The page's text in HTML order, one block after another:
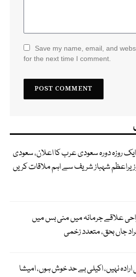
Save my name, email, and
for the next time I comment.
روزہ دورہ سعودی عرب کا اعلان، سعودی
شہباز شریف سے اہم ملاقات کریں
علاقے جرمانہ میں منی بس میں
ارادہ نہیں، اکیلی بے حد خوش ہوں، امیشا